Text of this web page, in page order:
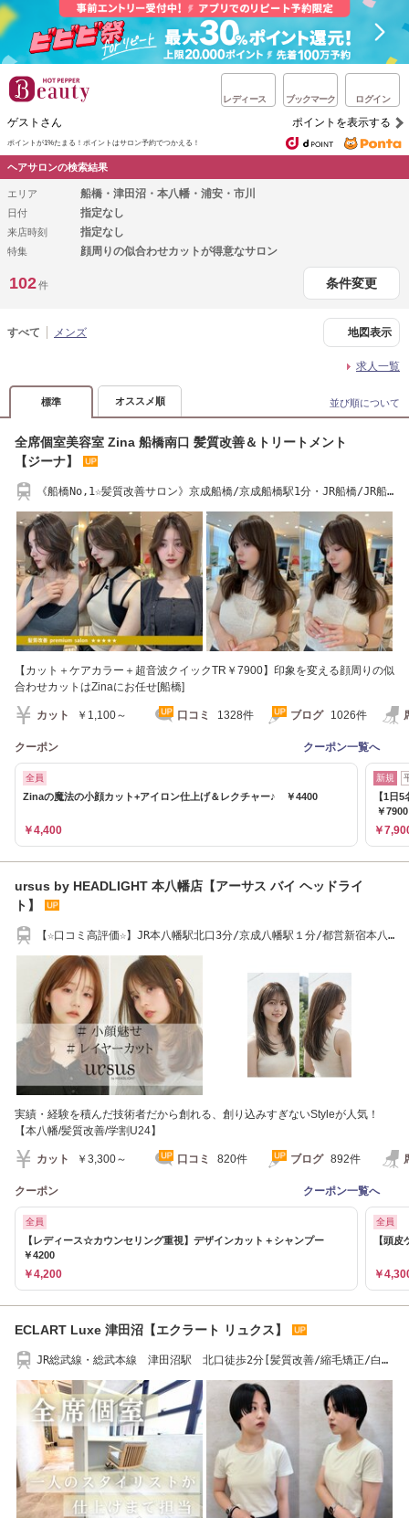
レディース ブックマーク ログイン
ゲストさん ポイントを表示する
ポイントが1%たまる！ ポイントはサロン予約でつかえる！
ヘアサロンの検索結果
エリア 船橋・津田沼・本八幡・浦安・市川
日付 指定なし
来店時刻 指定なし
特集 顔周りの似合わせカットが得意なサロン
102件 条件変更
すべて メンズ 地図表示
求人一覧
標準 オススメ順 並び順について
全席個室美容室 Zina 船橋南口 髪質改善＆トリートメント
【ジーナ】
《船橋No,1☆髪質改善サロン》京成船橋/京成船橋駅1分・JR船橋/JR船
【カット＋ケアカラー＋超音波クイックTR￥7900】印象を変える顔周りの似
合わせカットはZinaにお任せ[船橋]
カット ￥1,100～ 口コミ 1328件 ブログ 1026件
クーポン クーポン一覧へ
全員
Zinaの魔法の小顔カット+アイロン仕上げ＆レクチャー♪ ￥4400
￥4,400
新規
【1日
￥
￥
ursus by HEADLIGHT 本八幡店【アーサス バイ ヘッドライ
ト】
【☆口コミ高評価☆】JR本八幡駅北口3分/京成八幡駅１分/都営新宿本八
実績・経験を積んだ技術者だから創れる、創り込みすぎないStyleが人気！
【本八幡/髪質改善/学割U24】
カット ￥3,300～ 口コミ 820件 ブログ 892件
クーポン クーポン一覧へ
全員
【レディース☆カウンセリング重視】デザインカット＋シャンプー
￥4200
￥4,200
全員
【頭
￥
ECLART Luxe 津田沼【エクラート リュクス】
JR総武線・総武本線 津田沼駅 北口徒歩2分[髪質改善/縮毛矯正/白髪